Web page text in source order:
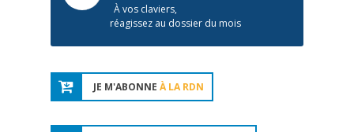
À vos claviers,
réagissez au dossier du mois
JE M'ABONNE À LA RDN